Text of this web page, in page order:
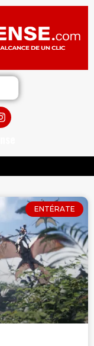
ENTÉRATE